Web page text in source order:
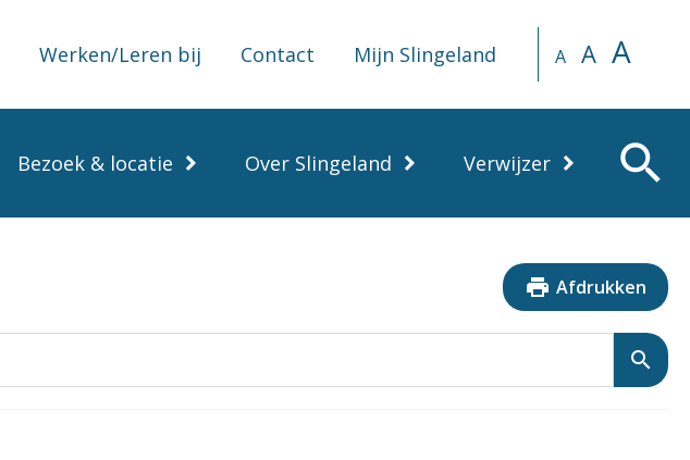
Werken/Leren bij Contact Mijn Slingeland A A A
Bezoek & locatie Over Slingeland Verwijzer search
print Afdrukken
search